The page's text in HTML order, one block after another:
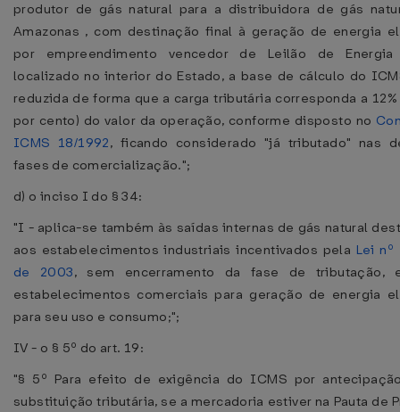
produtor de gás natural para a distribuidora de gás
Amazonas , com destinação final à geração de energia
por empreendimento vencedor de Leilão de Energia
localizado no interior do Estado, a base de cálculo do
reduzida de forma que a carga tributária corresponda a
por cento) do valor da operação, conforme disposto no
ICMS 18/1992, ficando considerado "já tributado" nas
fases de comercialização.";
d) o inciso I do § 34:
"I - aplica-se também às saídas internas de gás natural
aos estabelecimentos industriais incentivados pela Lei nº
de 2003, sem encerramento da fase de tributação,
estabelecimentos comerciais para geração de energia
para seu uso e consumo;";
IV - o § 5º do art. 19:
"§ 5º Para efeito de exigência do ICMS por
substituição tributária, se a mercadoria estiver na Pauta de